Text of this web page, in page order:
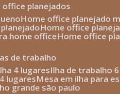
office planejados
home office planejado
home office
home office home office
de trabalho
ilha 4 lugares ilha de trabalho
lugares mesa em ilha para
grande são paulo